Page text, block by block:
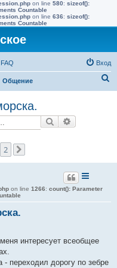
on line 580: sizeof():
Countable
on line 636: sizeof():
Countable
FAQ Вход
Общение
Поиск
2
on line 1266: count(): Parameter
интересует всеобщее
- переходил дорогу по зебре